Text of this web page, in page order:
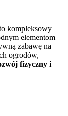
to kompleksowy
elementom
zabawę na
ogrodów,
fizyczny i